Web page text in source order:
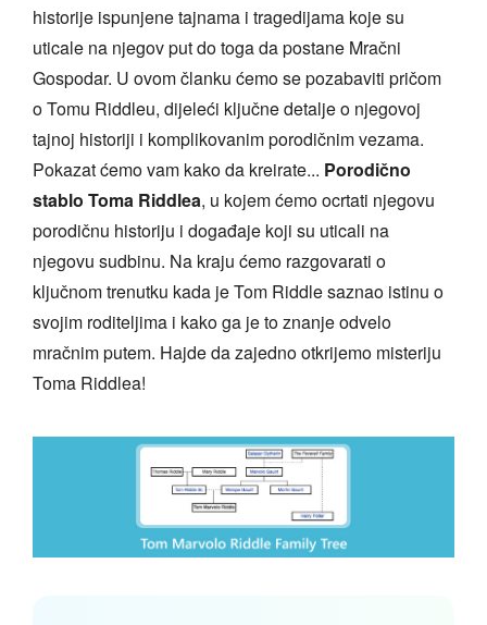
historije ispunjene tajnama i tragedijama koje su
uticale na njegov put do toga da postane Mračni
Gospodar. U ovom članku ćemo se pozabaviti pričom
o Tomu Riddleu, dijeleći ključne detalje o njegovoj
tajnoj historiji i komplikovanim porodičnim vezama.
Pokazat ćemo vam kako da kreirate... Porodično
stablo Toma Riddlea, u kojem ćemo ocrtati njegovu
porodičnu historiju i događaje koji su uticali na
njegovu sudbinu. Na kraju ćemo razgovarati o
ključnom trenutku kada je Tom Riddle saznao istinu o
svojim roditeljima i kako ga je to znanje odvelo
mračnim putem. Hajde da zajedno otkrijemo misteriju
Toma Riddlea!